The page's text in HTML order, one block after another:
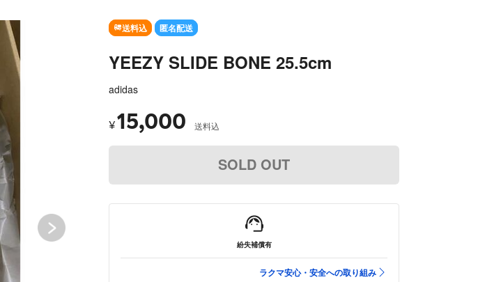
送料込 匿名配送
YEEZY SLIDE BONE 25.5cm
adidas
¥15,000 送料込
SOLD OUT
紛失補償有
ラクマ安心・安全への取り組み